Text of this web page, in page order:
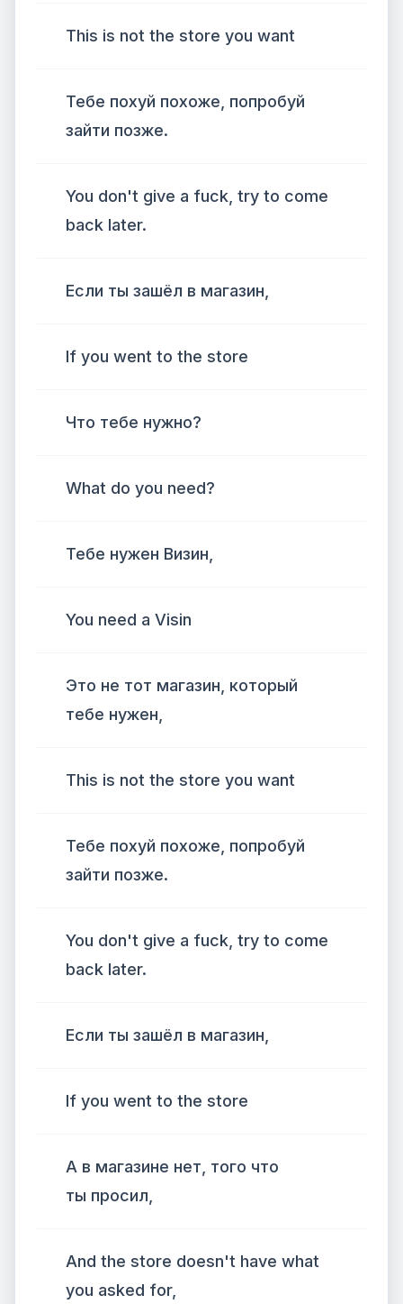
This is not the store you want
Тебе похуй похоже, попробуй
зайти позже.
You don't give a fuck, try to come
back later.
Если ты зашёл в магазин,
If you went to the store
Что тебе нужно?
What do you need?
Тебе нужен Визин,
You need a Visin
Это не тот магазин, который
тебе нужен,
This is not the store you want
Тебе похуй похоже, попробуй
зайти позже.
You don't give a fuck, try to come
back later.
Если ты зашёл в магазин,
If you went to the store
А в магазине нет, того что
ты просил,
And the store doesn't have what
you asked for,